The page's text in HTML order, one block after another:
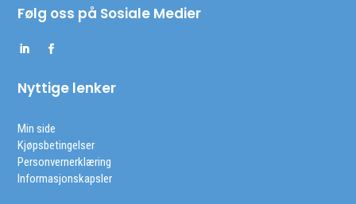
Følg oss på Sosiale Medier
Nyttige lenker
Min side
Kjøpsbetingelser
Personvernerklæring
Informasjonskapsler